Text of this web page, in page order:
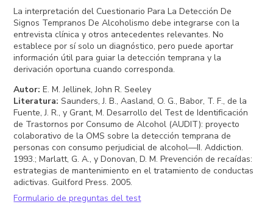
La interpretación del Cuestionario Para La Detección De
Signos Tempranos De Alcoholismo debe integrarse con la
entrevista clínica y otros antecedentes relevantes. No
establece por sí solo un diagnóstico, pero puede aportar
información útil para guiar la detección temprana y la
derivación oportuna cuando corresponda.
Autor: E. M. Jellinek, John R. Seeley
Literatura: Saunders, J. B., Aasland, O. G., Babor, T. F., de la
Fuente, J. R., y Grant, M. Desarrollo del Test de Identificación
de Trastornos por Consumo de Alcohol (AUDIT): proyecto
colaborativo de la OMS sobre la detección temprana de
personas con consumo perjudicial de alcohol—II. Addiction.
1993.; Marlatt, G. A., y Donovan, D. M. Prevención de recaídas:
estrategias de mantenimiento en el tratamiento de conductas
adictivas. Guilford Press. 2005.
Formulario de preguntas del test